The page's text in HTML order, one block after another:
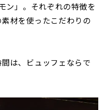
ン」。それぞれの特徴を
材を使ったこだわりの
は、ビュッフェならで